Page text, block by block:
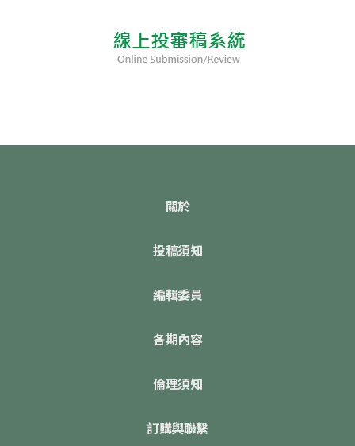
關於
投稿須知
編輯委員
各期內容
倫理須知
訂購與聯繫